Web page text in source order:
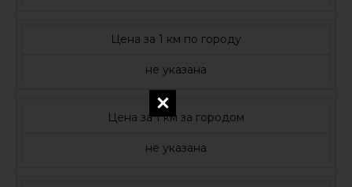
Цена за 1 км по городу
не указана
Цена за 1 км за городом
не указана